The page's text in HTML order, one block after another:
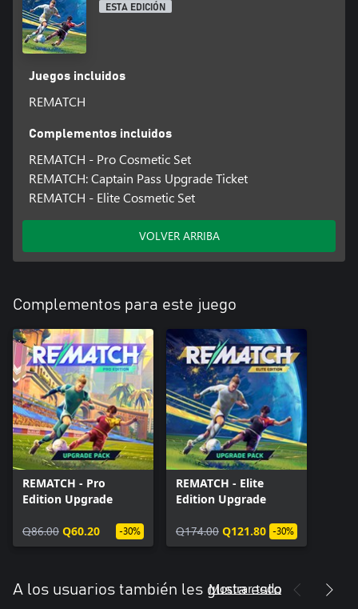
ESTA EDICIÓN
Juegos incluidos
REMATCH
Complementos incluidos
REMATCH - Pro Cosmetic Set
REMATCH: Captain Pass Upgrade Ticket
REMATCH - Elite Cosmetic Set
VOLVER ARRIBA
Complementos para este juego
REMATCH - Pro
Edition Upgrade
Q86.00 Q60.20 -30%
REMATCH - Elite
Edition Upgrade
Q174.00 Q121.80 -30%
A los usuarios también les gusta esto
Mostrar todo